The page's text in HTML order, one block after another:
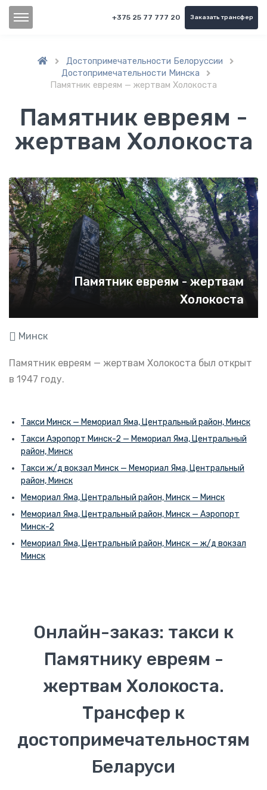
+375 25 77 777 20 Заказать трансфер
 Достопримечательности Белоруссии 
Достопримечательности Минска 
Памятник евреям — жертвам Холокоста
Памятник евреям -
жертвам Холокоста
Памятник евреям - жертвам
Холокоста
Минск
Памятник евреям — жертвам Холокоста был открыт
в 1947 году.
Такси Минск — Мемориал Яма, Центральный район, Минск
Такси Аэропорт Минск-2 — Мемориал Яма, Центральный
район, Минск
Такси ж/д вокзал Минск — Мемориал Яма, Центральный
район, Минск
Мемориал Яма, Центральный район, Минск — Минск
Мемориал Яма, Центральный район, Минск — Аэропорт
Минск-2
Мемориал Яма, Центральный район, Минск — ж/д вокзал
Минск
Онлайн-заказ: такси к
Памятнику евреям -
жертвам Холокоста.
Трансфер к
достопримечательностям
Беларуси